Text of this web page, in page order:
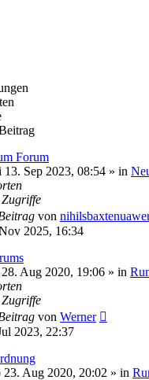
Forum
13. Sep 2023, 08:54 » in
Zugriffe
von
2025, 16:34
Aug 2020, 19:06 » in
Zugriffe
von Werner
2023, 22:37
23. Aug 2020, 20:02 » in